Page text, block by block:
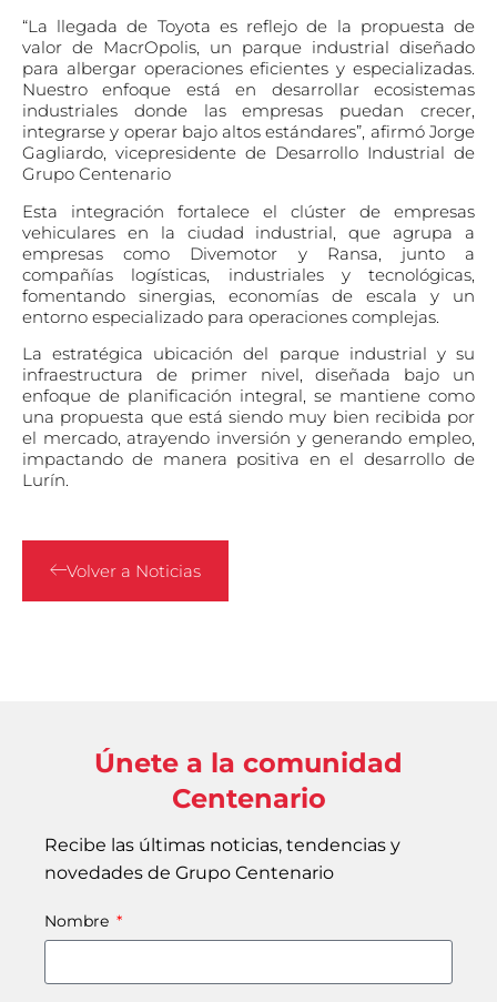
“La llegada de Toyota es reflejo de la propuesta de
valor de MacrOpolis, un parque industrial diseñado
para albergar operaciones eficientes y especializadas.
Nuestro enfoque está en desarrollar ecosistemas
industriales donde las empresas puedan crecer,
integrarse y operar bajo altos estándares”, afirmó Jorge
Gagliardo, vicepresidente de Desarrollo Industrial de
Grupo Centenario
Esta integración fortalece el clúster de empresas
vehiculares en la ciudad industrial, que agrupa a
empresas como Divemotor y Ransa, junto a
compañías logísticas, industriales y tecnológicas,
fomentando sinergias, economías de escala y un
entorno especializado para operaciones complejas.
La estratégica ubicación del parque industrial y su
infraestructura de primer nivel, diseñada bajo un
enfoque de planificación integral, se mantiene como
una propuesta que está siendo muy bien recibida por
el mercado, atrayendo inversión y generando empleo,
impactando de manera positiva en el desarrollo de
Lurín.
Volver a Noticias
Únete a la comunidad
Centenario
Recibe las últimas noticias, tendencias y
novedades de Grupo Centenario
Nombre